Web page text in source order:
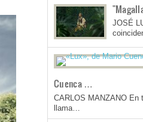
JOSÉ
Cuenca …
CARLOS MANZANO En
llama…